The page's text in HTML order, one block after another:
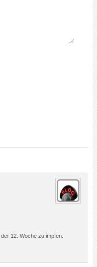
12. Woche zu impfen.